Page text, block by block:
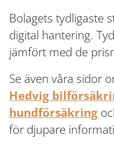
Bolagets tydligaste
digital hantering.
jämfört med de
Se även våra sidor
Hedvig
hundförsäkring
för djupare